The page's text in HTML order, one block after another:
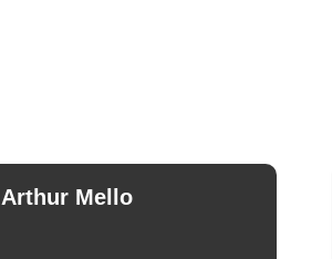
Camisa Social
Camisa Social Masculina
Ana Eudóxia Cesário de
Camargo